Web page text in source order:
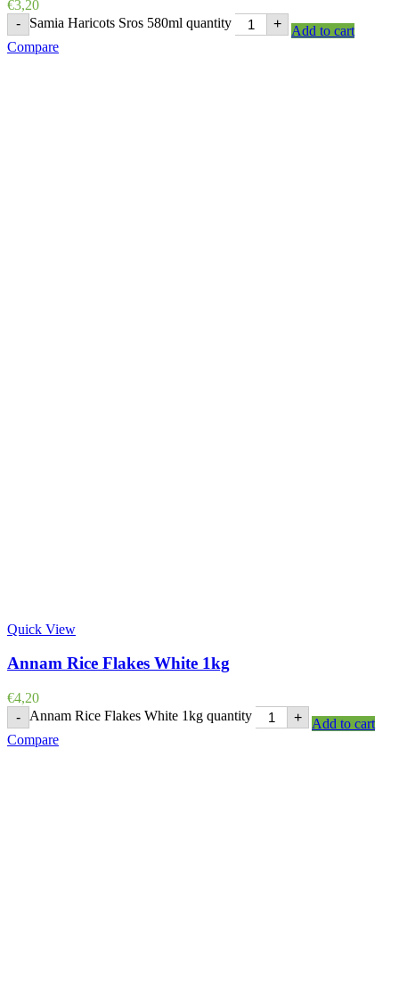
€3,20
-
Samia Haricots Sros 580ml quantity +
Add to cart
Compare
Quick View
Annam Rice Flakes White 1kg
€4,20
-
Annam Rice Flakes White 1kg quantity +
Add to cart
Compare